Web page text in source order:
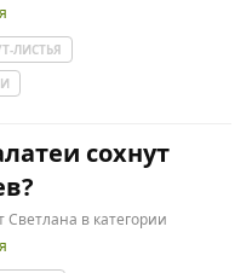
ЛИСТЬЯ
сохнут
Светлана в категории